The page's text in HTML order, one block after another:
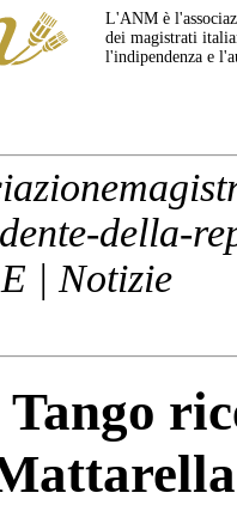
L'ANM è
dei magistrati
l'indipendenza e
della-
| Notizie